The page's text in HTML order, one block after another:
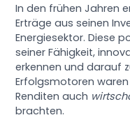
In den frühen Jahren
Erträge aus seinen
Energiesektor. Diese
seiner Fähigkeit,
erkennen und darauf
Erfolgsmotoren
Renditen auch
brachten.